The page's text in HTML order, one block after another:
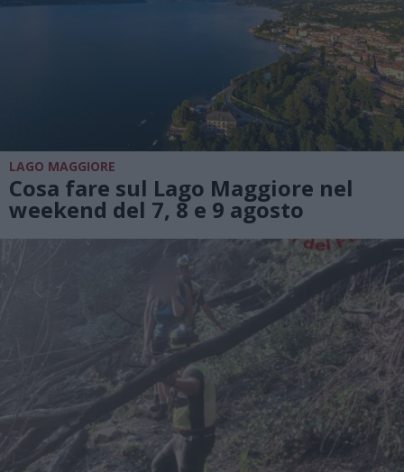
LAGO MAGGIORE
Cosa fare sul Lago Maggiore nel
weekend del 7, 8 e 9 agosto